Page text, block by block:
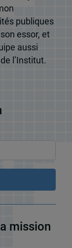
publiques
essor, et
aussi
l’Institut.
mission